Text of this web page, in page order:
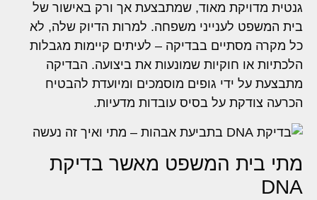
גנטית מדויקת מאוד, שמתבצעת אך ורק באישור של
בית המשפט לענייני משפחה. למרות הדיוק שלה, לא
כל מקרה מסתיים בבדיקה – לעיתים קיימות מגבלות
הלכתיות או חוקיות שמונעות את ביצועה. הבדיקה
מתבצעת על ידי גופים מוסמכים ומיועדת להבטיח
הכרעה צודקת על בסיס עובדות מדעיות.
מתי בית המשפט מאשר בדיקת
DNA